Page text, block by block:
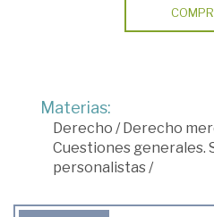
Materias:
Derecho / Derecho
Cuestiones generales.
personalistas/